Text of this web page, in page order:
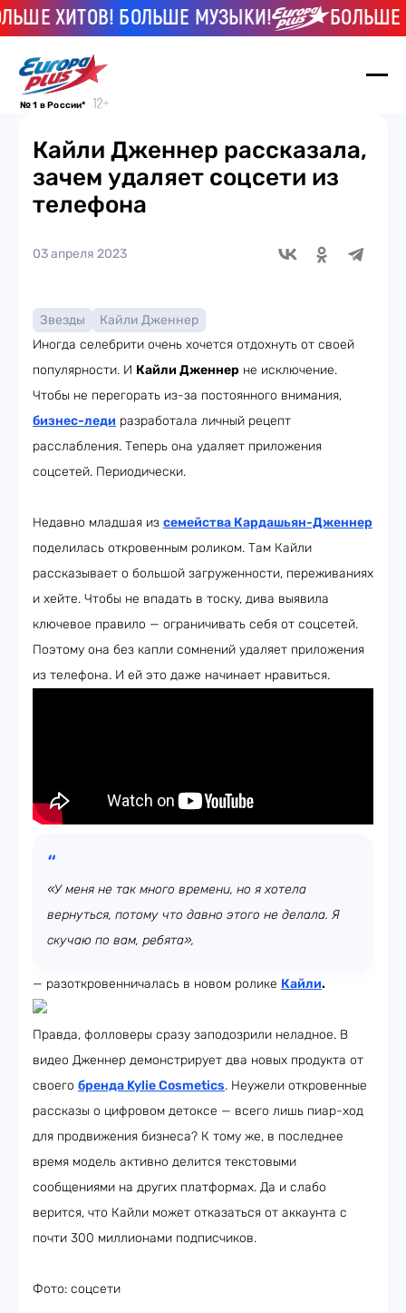
ХИТОВ! БОЛЬШЕ МУЗЫКИ! БОЛЬШЕ
№ 1 в России*
Кайли Дженнер рассказала,
зачем удаляет соцсети из
телефона
03 апреля 2023
Звезды
Кайли Дженнер
Иногда селебрити очень хочется отдохнуть от своей
популярности. И Кайли Дженнер не исключение.
Чтобы не перегорать из-за постоянного внимания,
бизнес-леди разработала личный рецепт
расслабления. Теперь она удаляет приложения
соцсетей. Периодически.
Недавно младшая из семейства Кардашьян-Дженнер
поделилась откровенным роликом. Там Кайли
рассказывает о большой загруженности, переживаниях
и хейте. Чтобы не впадать в тоску, дива выявила
ключевое правило — ограничивать себя от соцсетей.
Поэтому она без капли сомнений удаляет приложения
из телефона. И ей это даже начинает нравиться.
«У меня не так много времени, но я хотела
вернуться, потому что давно этого не делала. Я
скучаю по вам, ребята»,
— разоткровенничалась в новом ролике Кайли.
Правда, фолловеры сразу заподозрили неладное. В
видео Дженнер демонстрирует два новых продукта от
своего бренда Kylie Сosmetics. Неужели откровенные
рассказы о цифровом детоксе — всего лишь пиар-ход
для продвижения бизнеса? К тому же, в последнее
время модель активно делится текстовыми
сообщениями на других платформах. Да и слабо
верится, что Кайли может отказаться от аккаунта с
почти 300 миллионами подписчиков.
Фото: соцсети